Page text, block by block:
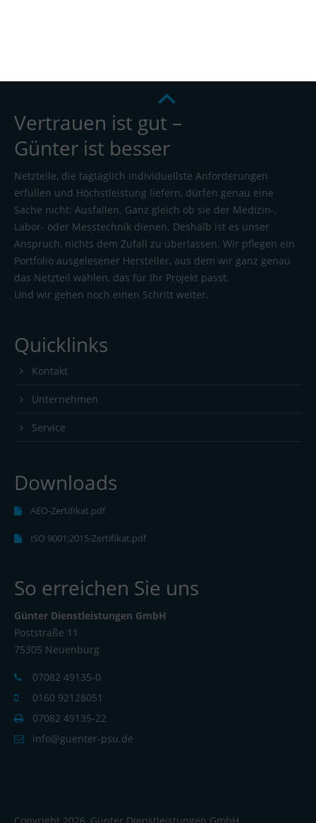
Vertrauen ist gut –
Günter ist besser
Netzteile, die tagtäglich individuellste Anforderungen
erfüllen und Höchstleistung liefern, dürfen genau eine
Sache nicht: Ausfallen. Ganz gleich ob sie der Medizin-,
Labor- oder Messtechnik dienen. Deshalb ist es unser
Anspruch, nichts dem Zufall zu überlassen. Wir pflegen ein
Portfolio ausgelesener Hersteller, aus dem wir ganz genau
das Netzteil wählen, das für Ihr Projekt passt.
Und wir gehen noch einen Schritt weiter.
Quicklinks
Kontakt
Unternehmen
Service
Downloads
AEO-Zertifikat.pdf
ISO 9001:2015-Zertifikat.pdf
So erreichen Sie uns
Günter Dienstleistungen GmbH
Poststraße 11
75305 Neuenbürg
07082 49135-0
0160 92128051
07082 49135-22
info@guenter-psu.de
Copyright 2026, Günter Dienstleistungen GmbH